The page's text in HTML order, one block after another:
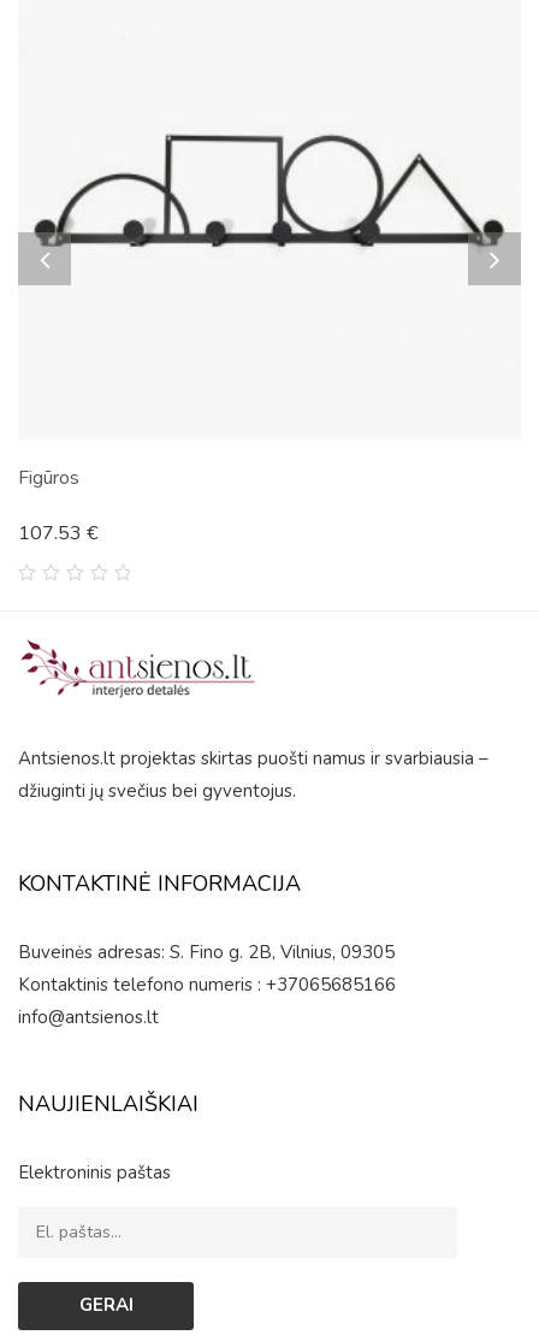
Figūros
5
107.53 €
Antsienos.lt projektas skirtas puošti namus ir svarbiausia –
džiuginti jų svečius bei gyventojus.
KONTAKTINĖ INFORMACIJA
Buveinės adresas: S. Fino g. 2B, Vilnius, 09305
Kontaktinis telefono numeris : +37065685166
info@antsienos.lt
NAUJIENLAIŠKIAI
Elektroninis paštas